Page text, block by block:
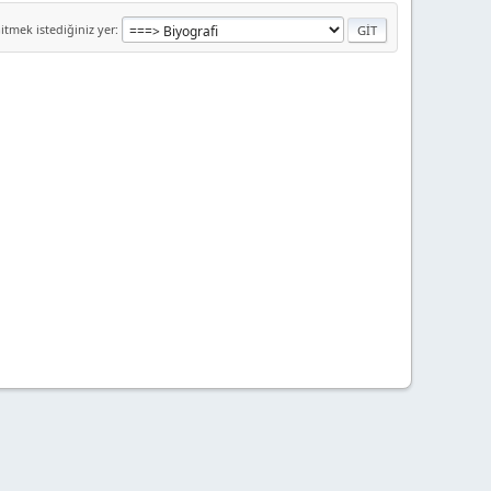
istediğiniz yer